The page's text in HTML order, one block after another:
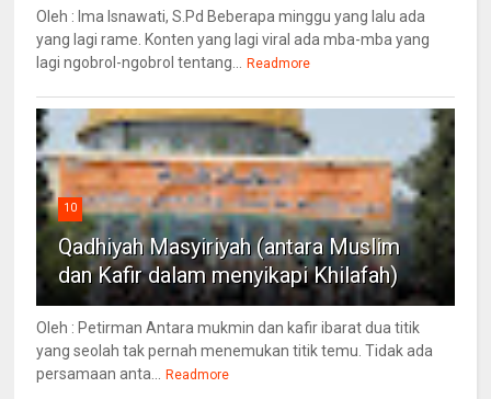
Oleh : Ima Isnawati, S.Pd Beberapa minggu yang lalu ada
yang lagi rame. Konten yang lagi viral ada mba-mba yang
lagi ngobrol-ngobrol tentang... Readmore
10
Qadhiyah Masyiriyah (antara Muslim
dan Kafir dalam menyikapi Khilafah)
Oleh : Petirman Antara mukmin dan kafir ibarat dua titik
yang seolah tak pernah menemukan titik temu. Tidak ada
persamaan anta... Readmore